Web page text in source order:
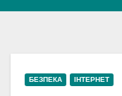
БЕЗПЕКА ІНТЕРНЕТ